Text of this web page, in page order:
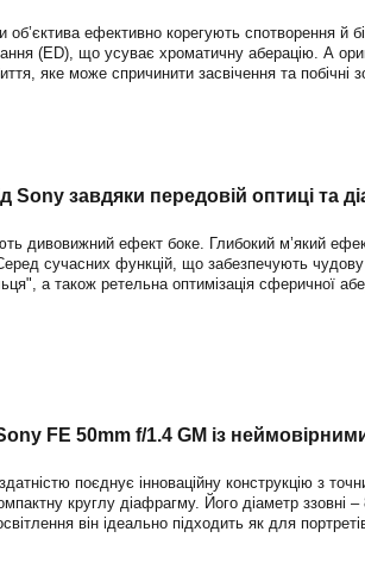
ефективно корегують спотворення й
(ED), що усуває хроматичну аберацію. А
яке може спричинити засвічення та побічні
Sony завдяки передовій оптиці та
дивовижний ефект боке. Глибокий м’який
сучасних функцій, що забезпечують
а також ретельна оптимізація сферичної
FE 50mm f/1.4 GM із
поєднує інноваційну конструкцію з
круглу діафрагму. Його діаметр
він ідеально підходить як для